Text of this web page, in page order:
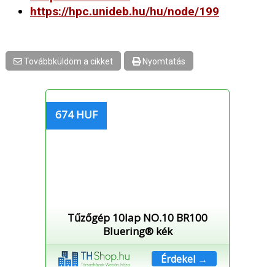
https://hpc.unideb.hu/hu/node/199
Továbbküldöm a cikket Nyomtatás
674 HUF
Tűzőgép 10lap NO.10 BR100
Bluering® kék
Érdekel →